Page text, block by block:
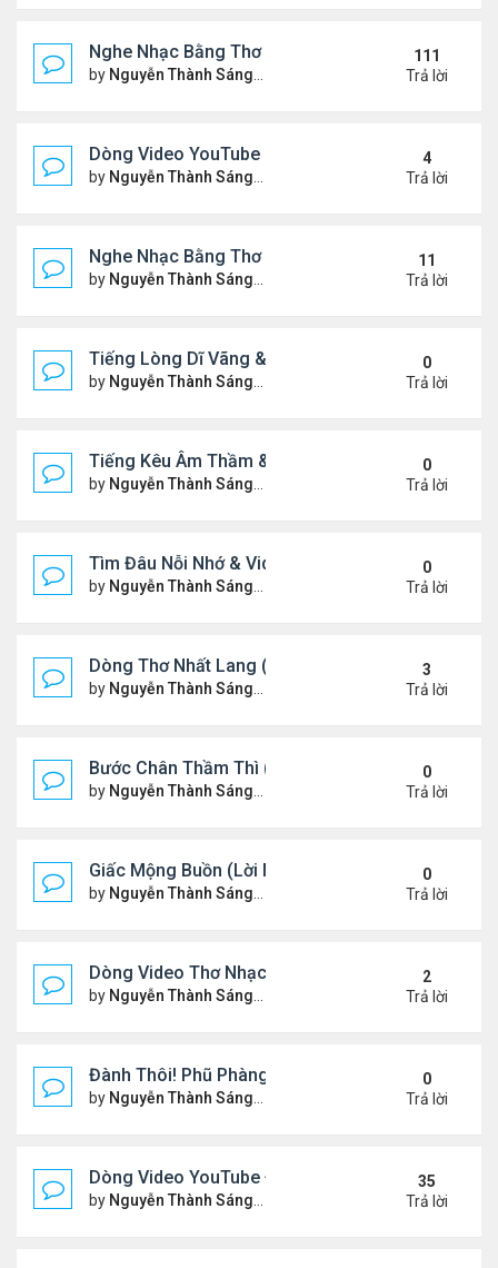
Nghe Nhạc Bằng Thơ - Ngâm Nga Thơ & Đọc Thơ
by Nguyễn Thành Sáng Thứ 7 Tháng 2 15, 2025 9:08
111
Trả lời
Dòng Video YouTube "Bài Thơ" - Nghe Nhạc Bằng
by Nguyễn Thành Sáng Thứ 2 Tháng 3 17, 2025 2:37
4
Trả lời
Nghe Nhạc Bằng Thơ - Video Đọc Thơ - Thơ Hay
by Nguyễn Thành Sáng Chủ nhật Tháng 2 23, 2025
11
Trả lời
Tiếng Lòng Dĩ Vãng & Video YouTube Ngâm Nga
by Nguyễn Thành Sáng Thứ 6 Tháng 2 14, 2025 10:11
0
Trả lời
Tiếng Kêu Âm Thầm & Video YouTube Ngâm Nga
by Nguyễn Thành Sáng Thứ 4 Tháng 2 12, 2025 7:59
0
Trả lời
Tìm Đâu Nỗi Nhớ & Video YouTube Ngâm Nga Bài
by Nguyễn Thành Sáng Chủ nhật Tháng 2 09, 2025
0
Trả lời
Dòng Thơ Nhất Lang (Nguyễn Thành Sáng) - 1
by Nguyễn Thành Sáng Thứ 7 Tháng 2 01, 2025 10:34
3
Trả lời
Bước Chân Thầm Thì (Video YouTube Ngâm Nga
by Nguyễn Thành Sáng Thứ 5 Tháng 1 30, 2025 8:48
0
Trả lời
Giấc Mộng Buồn (Lời Ngỏ & Video Ngâm Nga Thơ
by Nguyễn Thành Sáng Thứ 7 Tháng 1 25, 2025 7:52
0
Trả lời
Dòng Video Thơ Nhạc Chọn Lọc
by Nguyễn Thành Sáng Thứ 4 Tháng 1 01, 2025 11:01
2
Trả lời
Đành Thôi! Phũ Phàng! &Video YouTube Ngâm
by Nguyễn Thành Sáng Thứ 2 Tháng 12 30, 2024
0
Trả lời
Dòng Video YouTube ĐỌC THƠ & THƠ (2)
by Nguyễn Thành Sáng Thứ 3 Tháng 10 29, 2024 3:33
35
Trả lời